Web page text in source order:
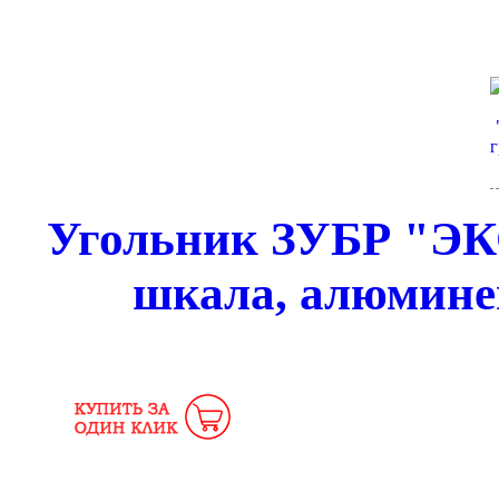
Угольник ЗУБР
шкала,